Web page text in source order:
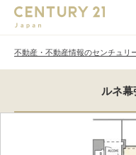
不動産・不動産情報のセンチュリ
ルネ幕